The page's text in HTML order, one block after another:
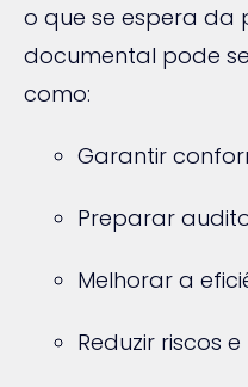
o que se espera da
documental pode
como:
Garantir
Preparar
Melhorar a
Reduzir riscos